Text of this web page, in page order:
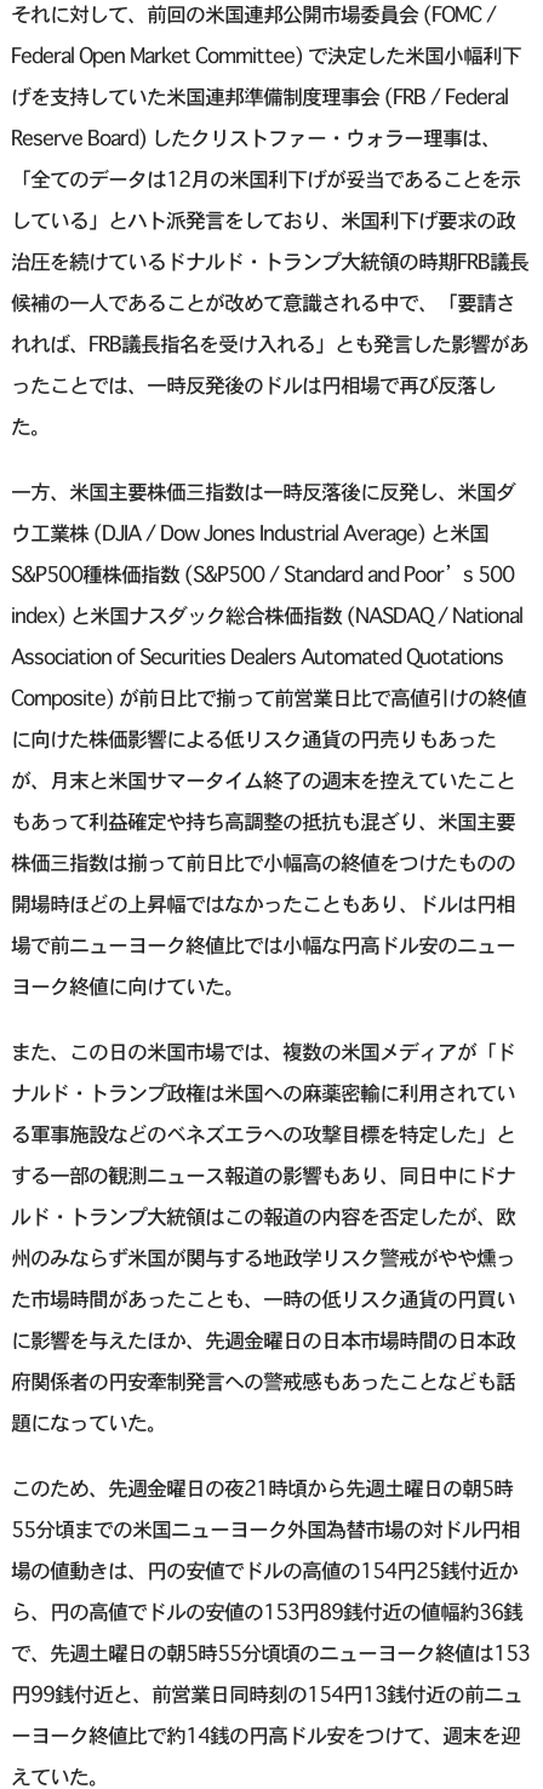
それに対して、前回の米国連邦公開市場委員会 (FOMC /
Federal Open Market Committee) で決定した米国小幅利下
げを支持していた米国連邦準備制度理事会 (FRB / Federal
Reserve Board) したクリストファー・ウォラー理事は、
「全てのデータは12月の米国利下げが妥当であることを示
している」とハト派発言をしており、米国利下げ要求の政
治圧を続けているドナルド・トランプ大統領の時期FRB議長
候補の一人であることが改めて意識される中で、「要請さ
れれば、FRB議長指名を受け入れる」とも発言した影響があ
ったことでは、一時反発後のドルは円相場で再び反落し
た。
一方、米国主要株価三指数は一時反落後に反発し、米国ダ
ウ工業株 (DJIA / Dow Jones Industrial Average) と米国
S&P500種株価指数 (S&P500 / Standard and Poor’s 500
index) と米国ナスダック総合株価指数 (NASDAQ / National
Association of Securities Dealers Automated Quotations
Composite) が前日比で揃って前営業日比で高値引けの終値
に向けた株価影響による低リスク通貨の円売りもあった
が、月末と米国サマータイム終了の週末を控えていたこと
もあって利益確定や持ち高調整の抵抗も混ざり、米国主要
株価三指数は揃って前日比で小幅高の終値をつけたものの
開場時ほどの上昇幅ではなかったこともあり、ドルは円相
場で前ニューヨーク終値比では小幅な円高ドル安のニュー
ヨーク終値に向けていた。
また、この日の米国市場では、複数の米国メディアが「ド
ナルド・トランプ政権は米国への麻薬密輸に利用されてい
る軍事施設などのベネズエラへの攻撃目標を特定した」と
する一部の観測ニュース報道の影響もあり、同日中にドナ
ルド・トランプ大統領はこの報道の内容を否定したが、欧
州のみならず米国が関与する地政学リスク警戒がやや燻っ
た市場時間があったことも、一時の低リスク通貨の円買い
に影響を与えたほか、先週金曜日の日本市場時間の日本政
府関係者の円安牽制発言への警戒感もあったことなども話
題になっていた。
このため、先週金曜日の夜21時頃から先週土曜日の朝5時
55分頃までの米国ニューヨーク外国為替市場の対ドル円相
場の値動きは、円の安値でドルの高値の154円25銭付近か
ら、円の高値でドルの安値の153円89銭付近の値幅約36銭
で、先週土曜日の朝5時55分頃頃のニューヨーク終値は153
円99銭付近と、前営業日同時刻の154円13銭付近の前ニュ
ーヨーク終値比で約14銭の円高ドル安をつけて、週末を迎
えていた。